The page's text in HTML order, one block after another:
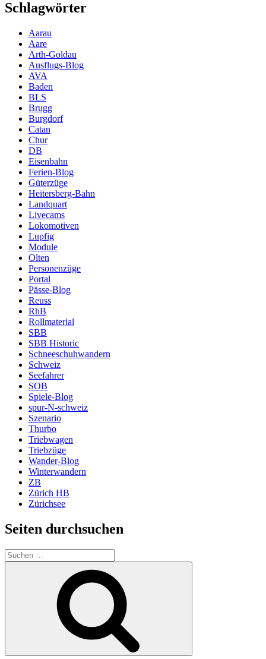
Schlagwörter
Aarau
Aare
Arth-Goldau
Ausflugs-Blog
AVA
Baden
BLS
Brugg
Burgdorf
Catan
Chur
DB
Eisenbahn
Ferien-Blog
Güterzüge
Heitersberg-Bahn
Landquart
Livecams
Lokomotiven
Lupfig
Module
Olten
Personenzüge
Portal
Pässe-Blog
Reuss
RhB
Rollmaterial
SBB
SBB Historic
Schneeschuhwandern
Schweiz
Seefahrer
SOB
Spiele-Blog
spur-N-schweiz
Szenario
Thurbo
Triebwagen
Triebzüge
Wander-Blog
Winterwandern
ZB
Zürich HB
Zürichsee
Seiten durchsuchen
Suchen
nach: